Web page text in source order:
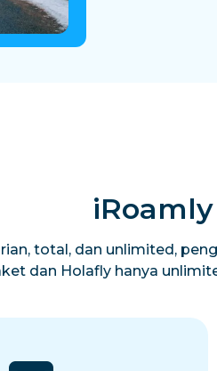
total, dan unlimited,
dan Holafly hanya